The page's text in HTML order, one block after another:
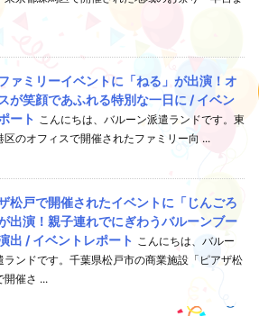
ァミリーイベントに「ねる」が出演！オ
が笑顔であふれる特別な一日に / イベン
ート こんにちは、バルーン派遣ランドです。東
区のオフィスで開催されたファミリー向 ...
松戸で開催されたイベントに「じんごろ
出演！親子連れでにぎわうバルーンブー
出 / イベントレポート こんにちは、バルー
ランドです。千葉県松戸市の商業施設「ピアザ松
開催さ ...